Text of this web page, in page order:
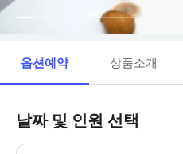
옵션예약 상품소개
날짜 및 인원 선택